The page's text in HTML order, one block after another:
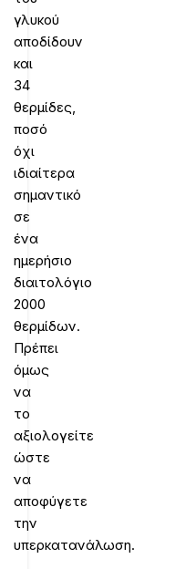
γλυκού
αποδίδουν
και
34
θερμίδες,
ποσό
όχι
ιδιαίτερα
σημαντικό
σε
ένα
ημερήσιο
διαιτολόγιο
2000
θερμίδων.
Πρέπει
όμως
να
το
αξιολογείτε
ώστε
να
αποφύγετε
την
υπερκατανάλωση.